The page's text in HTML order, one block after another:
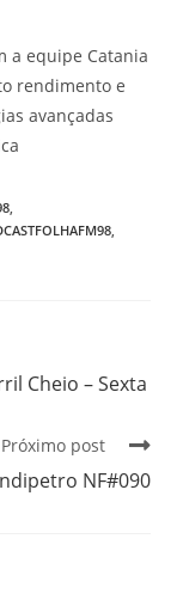
a equipe Catania
rendimento e
avançadas
Cheio – Sexta
Próximo post
NF#090